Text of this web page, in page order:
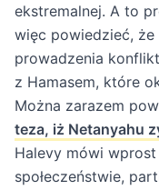
ekstremalnej. A to
więc powiedzieć,
prowadzenia
z Hamasem, które
Można zarazem
teza, iż Netanyahu
Halevy mówi
społeczeństwie,